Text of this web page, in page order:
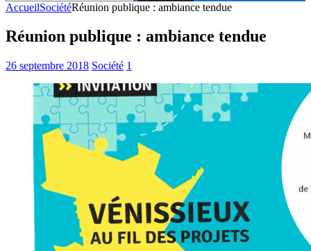
AccueilSociétéRéunion publique : ambiance tendue
Réunion publique : ambiance tendue
26 septembre 2018 Société 1